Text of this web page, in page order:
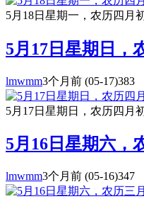
5月18日星期一，农历四月
5月17日星期日，
lmwmm3个月前 (05-17)383
5月17日星期日，农历四月
5月16日星期六，
lmwmm3个月前 (05-16)347